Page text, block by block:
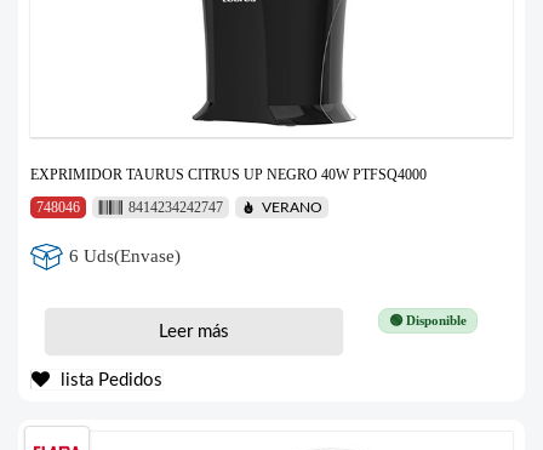
EXPRIMIDOR TAURUS CITRUS UP NEGRO 40W PTFSQ4000
748046
8414234242747 VERANO
6 Uds(Envase)
🟢 Disponible
Leer más
lista Pedidos